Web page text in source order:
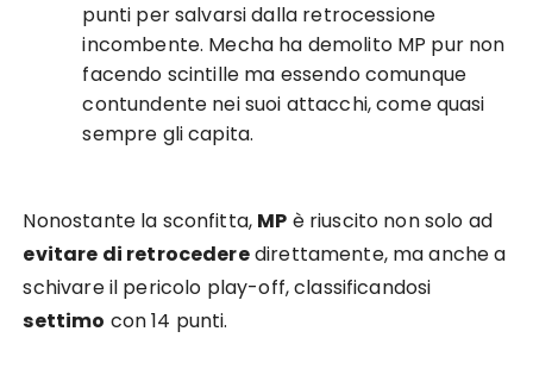
punti per salvarsi dalla retrocessione
incombente. Mecha ha demolito MP pur non
facendo scintille ma essendo comunque
contundente nei suoi attacchi, come quasi
sempre gli capita.
Nonostante la sconfitta, MP è riuscito non solo ad
evitare di retrocederedirettamente, ma anche a
schivare il pericolo play-off, classificandosi
settimo con 14 punti.